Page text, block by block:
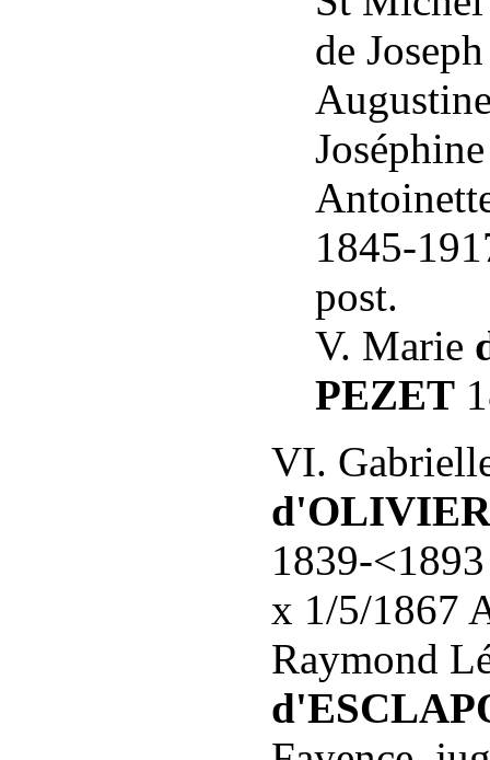
de
1845-
post.
V. Marie
PEZET
VI.
1839-
x 1/5/1867
Raymond